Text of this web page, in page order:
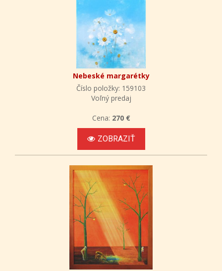
Nebeské margarétky
Číslo položky: 159103
Voľný predaj
Cena: 270 €
ZOBRAZIŤ